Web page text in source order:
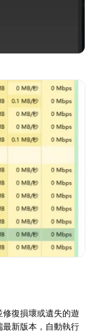
復損壞或遺失的遊
新版本，自動執行